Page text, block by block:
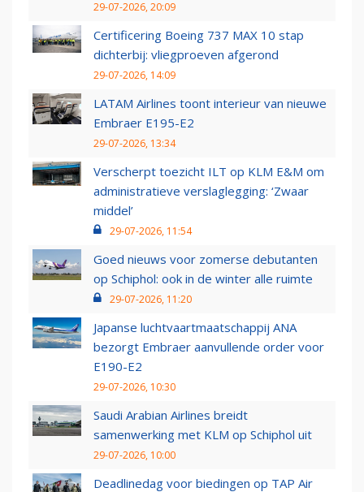
29-07-2026, 20:09
Certificering Boeing 737 MAX 10 stap
dichterbij: vliegproeven afgerond
29-07-2026, 14:09
LATAM Airlines toont interieur van nieuwe
Embraer E195-E2
29-07-2026, 13:34
Verscherpt toezicht ILT op KLM E&M om
administratieve verslaglegging: ‘Zwaar
middel’
29-07-2026, 11:54
Goed nieuws voor zomerse debutanten
op Schiphol: ook in de winter alle ruimte
29-07-2026, 11:20
Japanse luchtvaartmaatschappij ANA
bezorgt Embraer aanvullende order voor
E190-E2
29-07-2026, 10:30
Saudi Arabian Airlines breidt
samenwerking met KLM op Schiphol uit
29-07-2026, 10:00
Deadlinedag voor biedingen op TAP Air